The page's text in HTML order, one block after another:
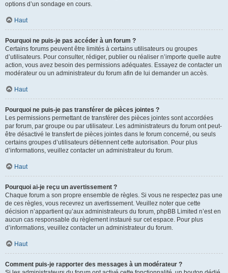
options d’un sondage en cours.
Haut
Pourquoi ne puis-je pas accéder à un forum ?
Certains forums peuvent être limités à certains utilisateurs ou groupes
d’utilisateurs. Pour consulter, rédiger, publier ou réaliser n’importe quelle autre
action, vous avez besoin des permissions adéquates. Essayez de contacter un
modérateur ou un administrateur du forum afin de lui demander un accès.
Haut
Pourquoi ne puis-je pas transférer de pièces jointes ?
Les permissions permettant de transférer des pièces jointes sont accordées
par forum, par groupe ou par utilisateur. Les administrateurs du forum ont peut-
être désactivé le transfert de pièces jointes dans le forum concerné, ou seuls
certains groupes d’utilisateurs détiennent cette autorisation. Pour plus
d’informations, veuillez contacter un administrateur du forum.
Haut
Pourquoi ai-je reçu un avertissement ?
Chaque forum a son propre ensemble de règles. Si vous ne respectez pas une
de ces règles, vous recevrez un avertissement. Veuillez noter que cette
décision n’appartient qu’aux administrateurs du forum, phpBB Limited n’est en
aucun cas responsable du règlement instauré sur cet espace. Pour plus
d’informations, veuillez contacter un administrateur du forum.
Haut
Comment puis-je rapporter des messages à un modérateur ?